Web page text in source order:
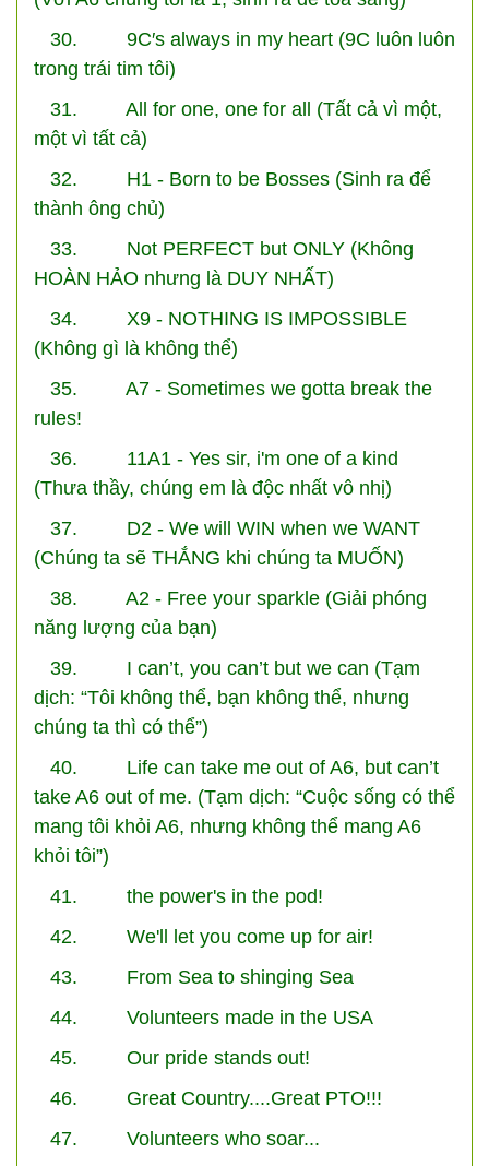
30. 9C′s always in my heart (9C luôn luôn
trong trái tim tôi)
31. All for one, one for all (Tất cả vì một,
một vì tất cả)
32. H1 - Born to be Bosses (Sinh ra để
thành ông chủ)
33. Not PERFECT but ONLY (Không
HOÀN HẢO nhưng là DUY NHẤT)
34. X9 - NOTHING IS IMPOSSIBLE
(Không gì là không thể)
35. A7 - Sometimes we gotta break the
rules!
36. 11A1 - Yes sir, i'm one of a kind
(Thưa thầy, chúng em là độc nhất vô nhị)
37. D2 - We will WIN when we WANT
(Chúng ta sẽ THẮNG khi chúng ta MUỐN)
38. A2 - Free your sparkle (Giải phóng
năng lượng của bạn)
39. I can’t, you can’t but we can (Tạm
dịch: “Tôi không thể, bạn không thể, nhưng
chúng ta thì có thể”)
40. Life can take me out of A6, but can’t
take A6 out of me. (Tạm dịch: “Cuộc sống có thể
mang tôi khỏi A6, nhưng không thể mang A6
khỏi tôi”)
41. the power's in the pod!
42. We'll let you come up for air!
43. From Sea to shinging Sea
44. Volunteers made in the USA
45. Our pride stands out!
46. Great Country....Great PTO!!!
47. Volunteers who soar...